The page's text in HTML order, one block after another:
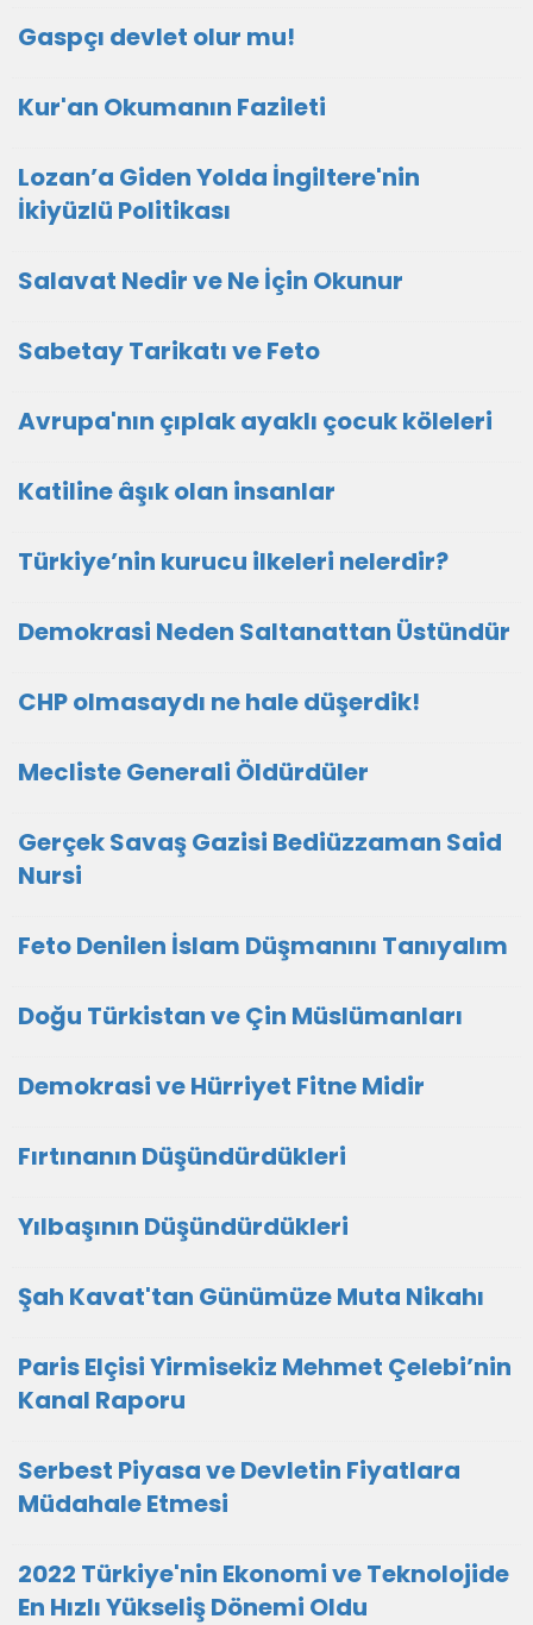
Gaspçı devlet olur mu!
Kur'an Okumanın Fazileti
Lozan’a Giden Yolda İngiltere'nin
İkiyüzlü Politikası
Salavat Nedir ve Ne İçin Okunur
Sabetay Tarikatı ve Feto
Avrupa'nın çıplak ayaklı çocuk köleleri
Katiline âşık olan insanlar
Türkiye’nin kurucu ilkeleri nelerdir?
Demokrasi Neden Saltanattan Üstündür
CHP olmasaydı ne hale düşerdik!
Mecliste Generali Öldürdüler
Gerçek Savaş Gazisi Bediüzzaman Said
Nursi
Feto Denilen İslam Düşmanını Tanıyalım
Doğu Türkistan ve Çin Müslümanları
Demokrasi ve Hürriyet Fitne Midir
Fırtınanın Düşündürdükleri
Yılbaşının Düşündürdükleri
Şah Kavat'tan Günümüze Muta Nikahı
Paris Elçisi Yirmisekiz Mehmet Çelebi’nin
Kanal Raporu
Serbest Piyasa ve Devletin Fiyatlara
Müdahale Etmesi
2022 Türkiye'nin Ekonomi ve Teknolojide
En Hızlı Yükseliş Dönemi Oldu